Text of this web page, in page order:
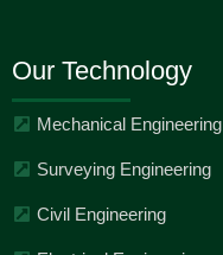
Our Technology
Mechanical Engineering
Surveying Engineering
Civil Engineering